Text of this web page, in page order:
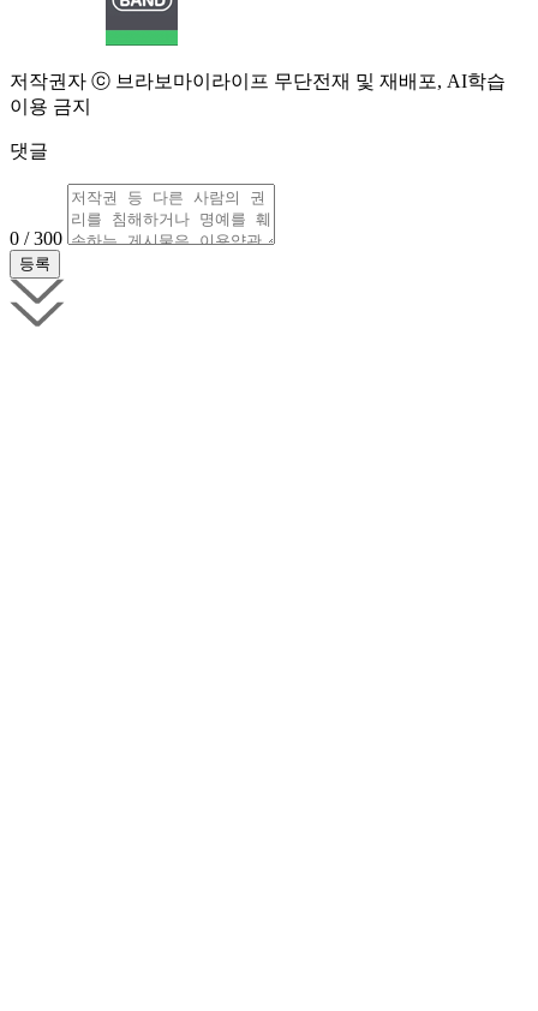
저작권자 ⓒ 브라보마이라이프 무단전재 및 재배포, AI학습
이용 금지
댓글
0 / 300